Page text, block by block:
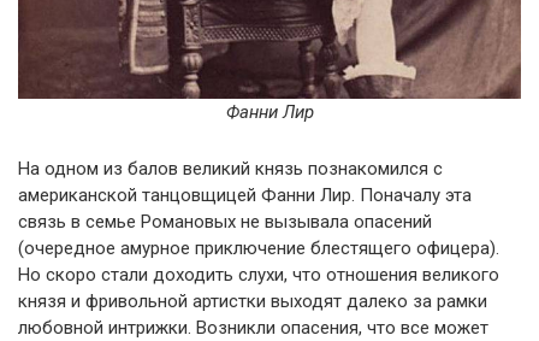
Фанни Лир
На одном из балов великий князь познакомился с
американской танцовщицей Фанни Лир. Поначалу эта
связь в семье Романовых не вызывала опасений
(очередное амурное приключение блестящего офицера).
Но скоро стали доходить слухи, что отношения великого
князя и фривольной артистки выходят далеко за рамки
любовной интрижки. Возникли опасения, что все может